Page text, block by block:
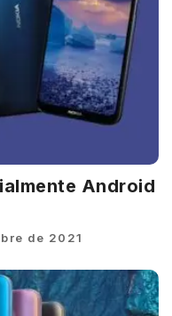
Android
de 2021